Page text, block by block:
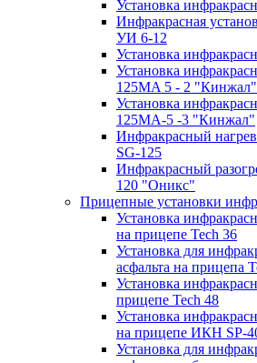
Установка
Инфракрасная
УИ 6-12
Установка
Установка
125МA 5 - 2 "Кинжал"
Установка
125МA-5 -3 "Кинжал"
Инфракрасный
SG-125
Инфракрасный
120 "Оникс"
Прицепные установки
Установка
на прицепе Tech 36
Установка для
асфальта на прицепа
Установка
прицепе Tech 48
Установка
на прицепе ИКН SP-
Установка для